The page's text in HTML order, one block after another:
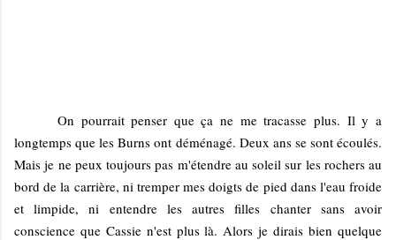
On pourrait penser que ça ne me tracasse plus. Il y a
longtemps que les Burns ont déménagé. Deux ans se sont écoulés.
Mais je ne peux toujours pas m'étendre au soleil sur les rochers au
bord de la carrière, ni tremper mes doigts de pied dans l'eau froide
et limpide, ni entendre les autres filles chanter sans avoir
conscience que Cassie n'est plus là. Alors je dirais bien quelque